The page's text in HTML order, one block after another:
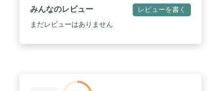
フル、l-メントール、トコフェロール酢酸エステル
みんなのレビュー レビューを書く
まだレビューはありません